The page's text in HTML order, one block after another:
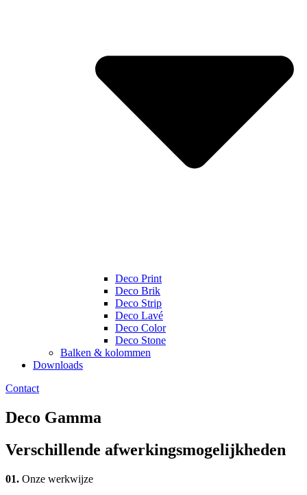
Deco Print
Deco Brik
Deco Strip
Deco Lavé
Deco Color
Deco Stone
Balken & kolommen
Downloads
Contact
Deco Gamma
Verschillende afwerkingsmogelijkheden
01. Onze werkwijze